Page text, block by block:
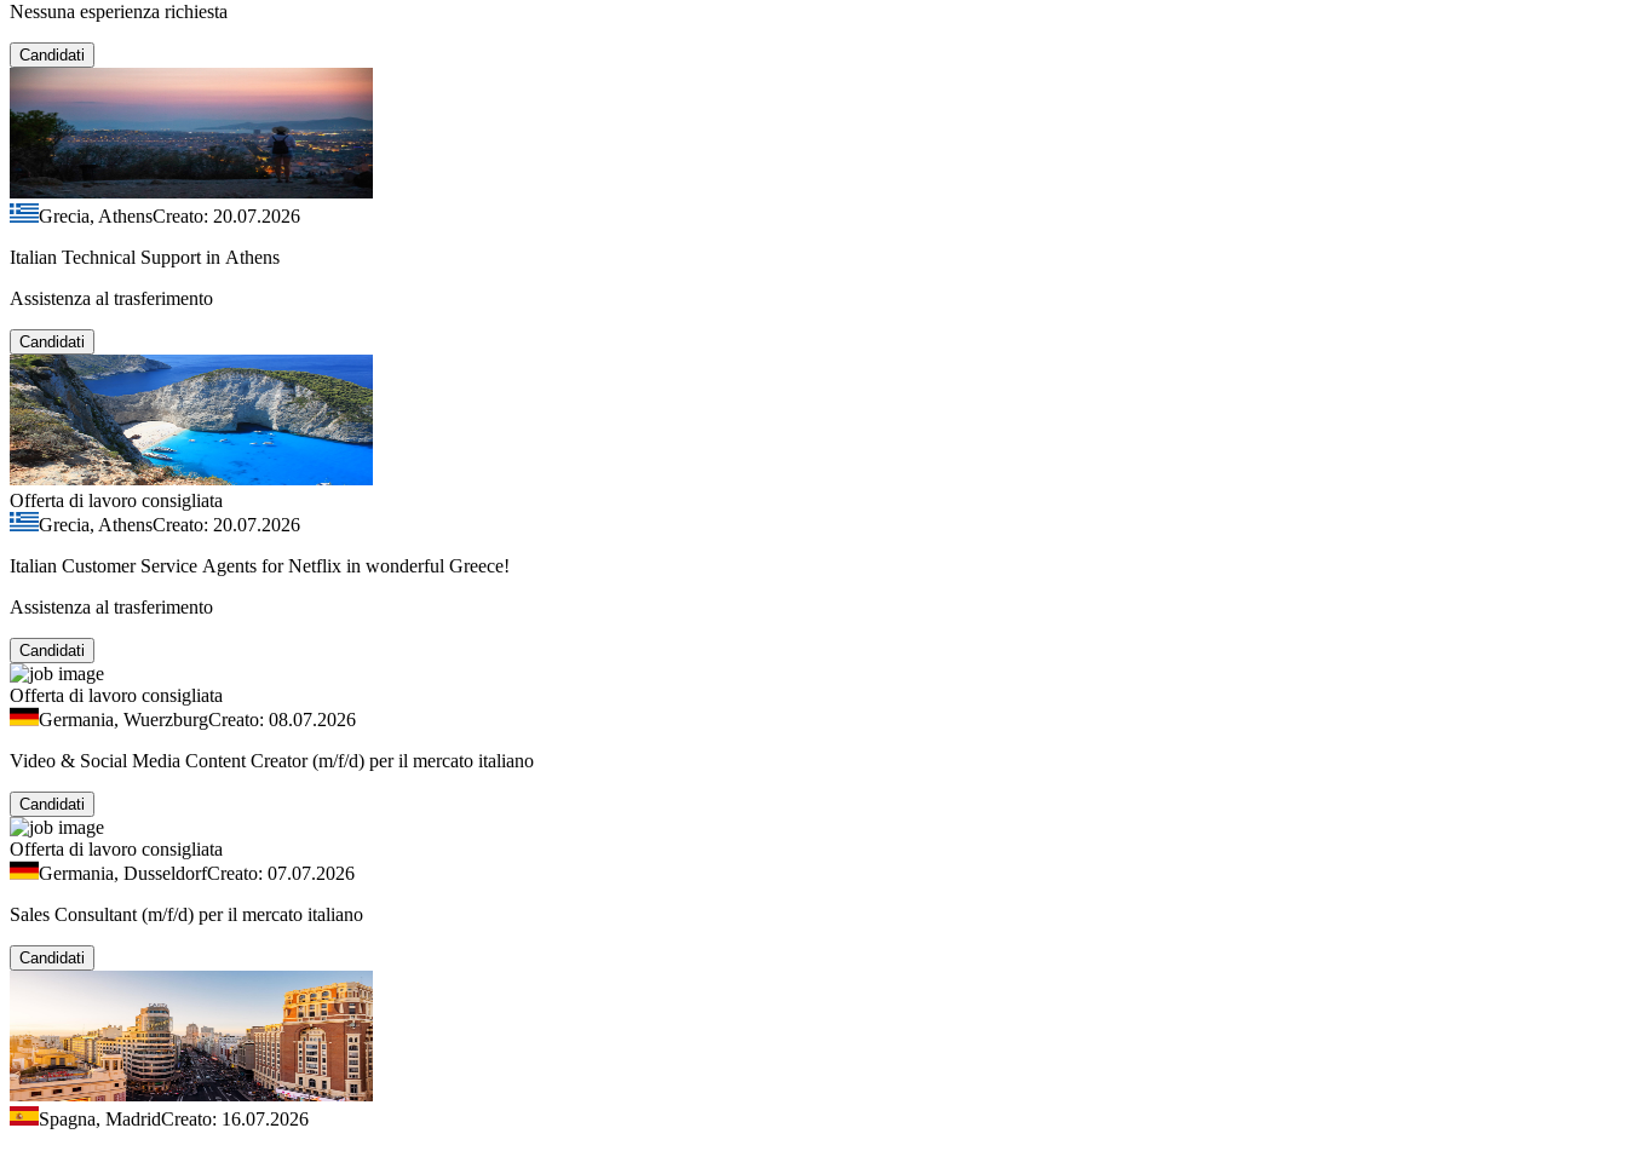
Nessuna esperienza richiesta
Candidati
Grecia, AthensCreato: 20.07.2026
Italian Technical Support in Athens
Assistenza al trasferimento
Candidati
Offerta di lavoro consigliata
Grecia, AthensCreato: 20.07.2026
Italian Customer Service Agents for Netflix in wonderful Greece!
Assistenza al trasferimento
Candidati
Offerta di lavoro consigliata
Germania, WuerzburgCreato: 08.07.2026
Video & Social Media Content Creator (m/f/d) per il mercato italiano
Candidati
Offerta di lavoro consigliata
Germania, DusseldorfCreato: 07.07.2026
Sales Consultant (m/f/d) per il mercato italiano
Candidati
Spagna, MadridCreato: 16.07.2026